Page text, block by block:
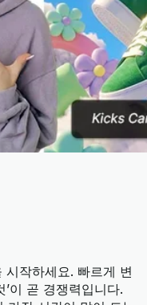
작하세요. 빠르게 변
이 곧 경쟁력입니다.